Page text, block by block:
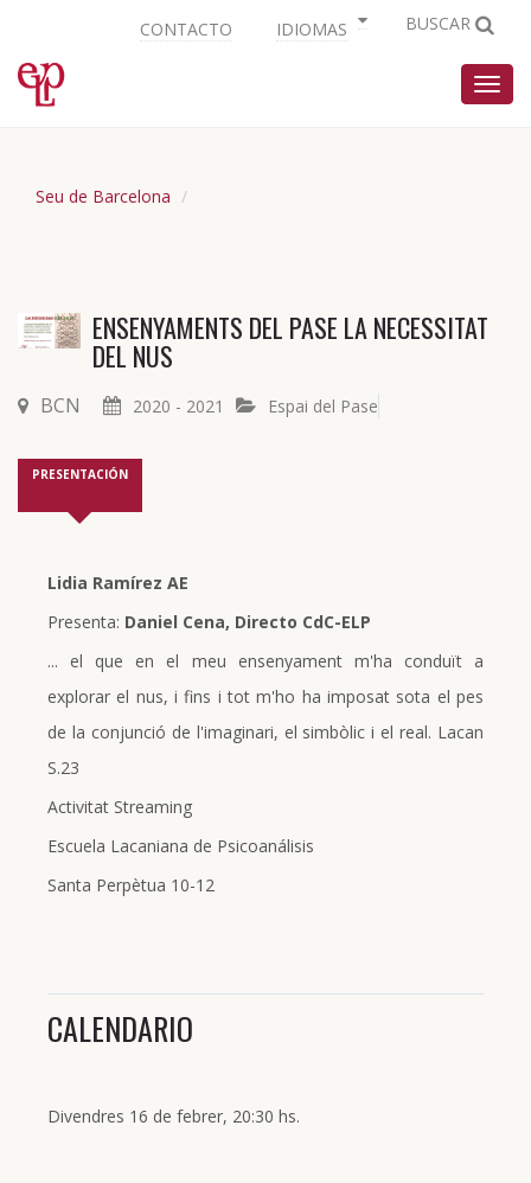
CONTACTO IDIOMAS BUSCAR
Seu de Barcelona
ENSENYAMENTS DEL PASE LA NECESSITAT
DEL NUS
BCN 2020 - 2021 Espai del Pase
PRESENTACIÓN
Lidia Ramírez AE
Presenta: Daniel Cena, Directo CdC-ELP
... el que en el meu ensenyament m'ha conduït a
explorar el nus, i fins i tot m'ho ha imposat sota el pes
de la conjunció de l'imaginari, el simbòlic i el real. Lacan
S.23
Activitat Streaming
Escuela Lacaniana de Psicoanálisis
Santa Perpètua 10-12
CALENDARIO
Divendres 16 de febrer, 20:30 hs.